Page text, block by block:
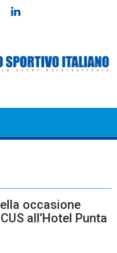
occasione
all’Hotel Punta